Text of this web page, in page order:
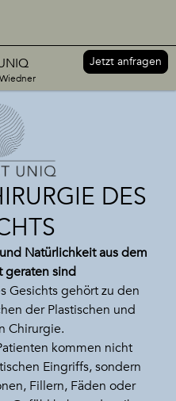
Jetzt anfragen
DES
Natürlichkeit aus dem
geraten sind
Gesichts gehört zu den
der Plastischen und
Chirurgie.
kommen nicht
Eingriffs, sondern
Fillern, Fäden oder